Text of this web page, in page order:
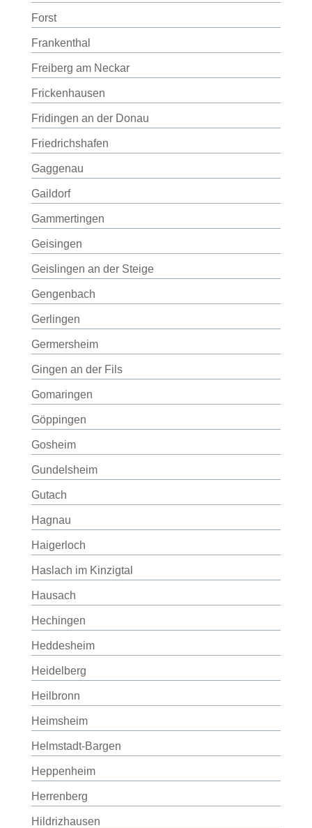
Forst
Frankenthal
Freiberg am Neckar
Frickenhausen
Fridingen an der Donau
Friedrichshafen
Gaggenau
Gaildorf
Gammertingen
Geisingen
Geislingen an der Steige
Gengenbach
Gerlingen
Germersheim
Gingen an der Fils
Gomaringen
Göppingen
Gosheim
Gundelsheim
Gutach
Hagnau
Haigerloch
Haslach im Kinzigtal
Hausach
Hechingen
Heddesheim
Heidelberg
Heilbronn
Heimsheim
Helmstadt-Bargen
Heppenheim
Herrenberg
Hildrizhausen